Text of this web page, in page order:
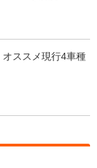
オススメ現行4車種